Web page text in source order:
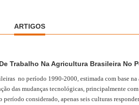
ARTIGOS
Trabalho Na Agricultura Brasileira No
no período 1990-2000, estimada com base
das mudanças tecnológicas, principalmente
considerado, apenas seis culturas